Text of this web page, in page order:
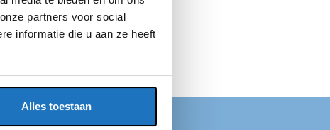
partners voor social
informatie die u aan ze heeft
Alles toestaan